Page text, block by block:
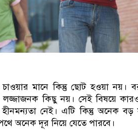
চাওয়ার মানে কিন্তু ছোট হওয়া
কিছু নয়। সেই বিষয়ে কারও
নেই। এটি কিন্তু অনেক বড়
অনেক দূর নিয়ে যেতে পারবে।